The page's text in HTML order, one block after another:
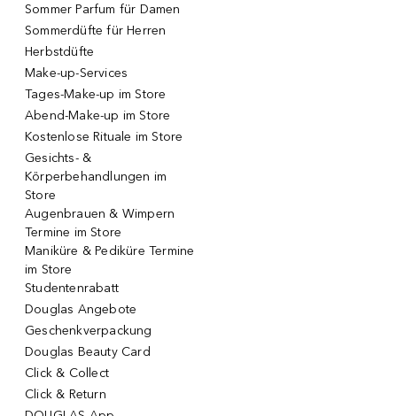
Sommer Parfum für Damen
Sommerdüfte für Herren
Herbstdüfte
Make-up-Services
Tages-Make-up im Store
Abend-Make-up im Store
Kostenlose Rituale im Store
Gesichts- &
Körperbehandlungen im
Store
Augenbrauen & Wimpern
Termine im Store
Maniküre & Pediküre Termine
im Store
Studentenrabatt
Douglas Angebote
Geschenkverpackung
Douglas Beauty Card
Click & Collect
Click & Return